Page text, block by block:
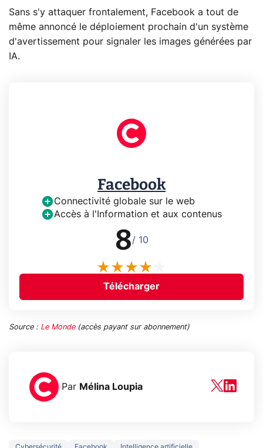
Sans s'y attaquer frontalement, Facebook a tout de
même annoncé le déploiement prochain d'un système
d'avertissement pour signaler les images générées par
IA.
Facebook
Connectivité globale sur le web
Accès à l'Information et aux contenus
8/ 10
Télécharger
Source : Le Monde(accès payant sur abonnement)
Par Mélina Loupia